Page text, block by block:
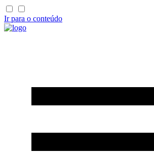
Ir para o conteúdo